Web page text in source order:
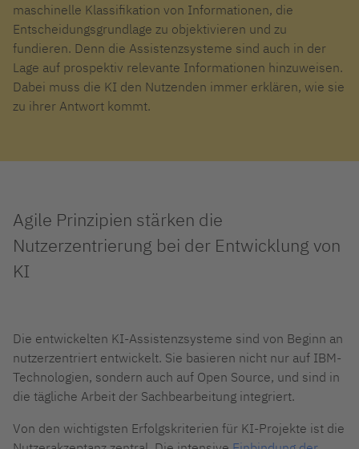
maschinelle Klassifikation von Informationen, die
Entscheidungsgrundlage zu objektivieren und zu
fundieren. Denn die Assistenzsysteme sind auch in der
Lage auf prospektiv relevante Informationen hinzuweisen.
Dabei muss die KI den Nutzenden immer erklären, wie sie
zu ihrer Antwort kommt.
Agile Prinzipien stärken die
Nutzerzentrierung bei der Entwicklung von
KI
Die entwickelten KI-Assistenzsysteme sind von Beginn an
nutzerzentriert entwickelt. Sie basieren nicht nur auf IBM-
Technologien, sondern auch auf Open Source, und sind in
die tägliche Arbeit der Sachbearbeitung integriert.
Von den wichtigsten Erfolgskriterien für KI-Projekte ist die